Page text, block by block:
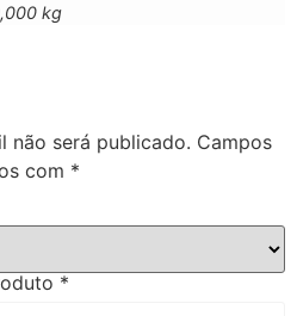
kg
não será publicado. Campos
com *
*